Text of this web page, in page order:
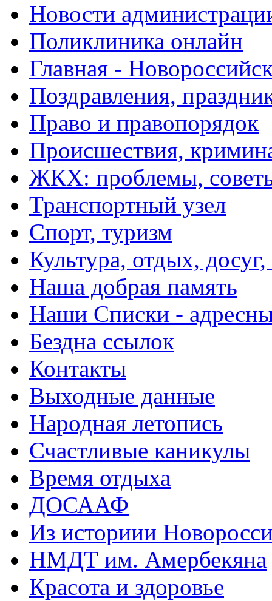
Новости
Поликлиника онлайн
Главная -
Поздравления,
Право и правопорядок
Происшествия,
ЖКХ: проблемы,
Транспортный узел
Спорт, туризм
Культура, отдых,
Наша добрая память
Наши Списки -
Бездна ссылок
Контакты
Выходные данные
Народная летопись
Счастливые каникулы
Время отдыха
ДОСААФ
Из историии
НМДТ им. Амербекяна
Красота и здоровье